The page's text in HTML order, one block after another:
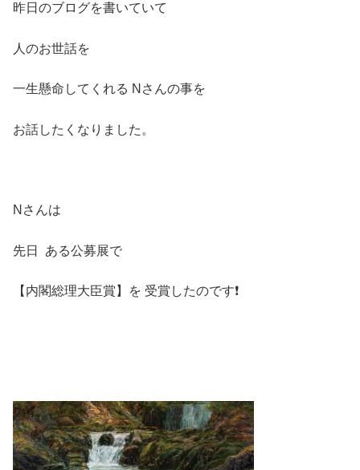
昨日のブログを書いていて
人のお世話を
一生懸命してくれる Nさんの事を
お話したくなりました。
Nさんは
先日 ある公募展で
【内閣総理大臣賞】を 受賞したのです❗️